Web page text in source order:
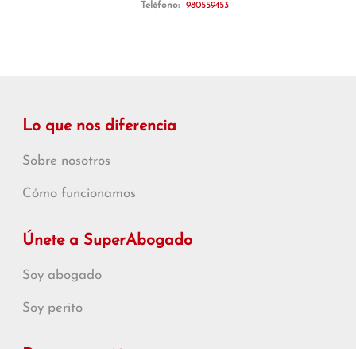
Teléfono:
980559453
Lo que nos diferencia
Sobre nosotros
Cómo funcionamos
Únete a SuperAbogado
Soy abogado
Soy perito